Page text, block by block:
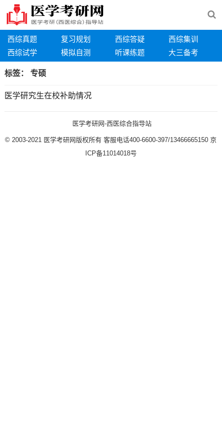
西综真题 复习规划 西综答疑
西综集训
西综试学
模拟自测 听课练题 大三备考
标签： 专硕
医学研究生在校补助情况
医学考研网-西医综合指导站
© 2003-2021 医学考研网版权所有 客服电话400-6600-397/13466665150 京
ICP备11014018号